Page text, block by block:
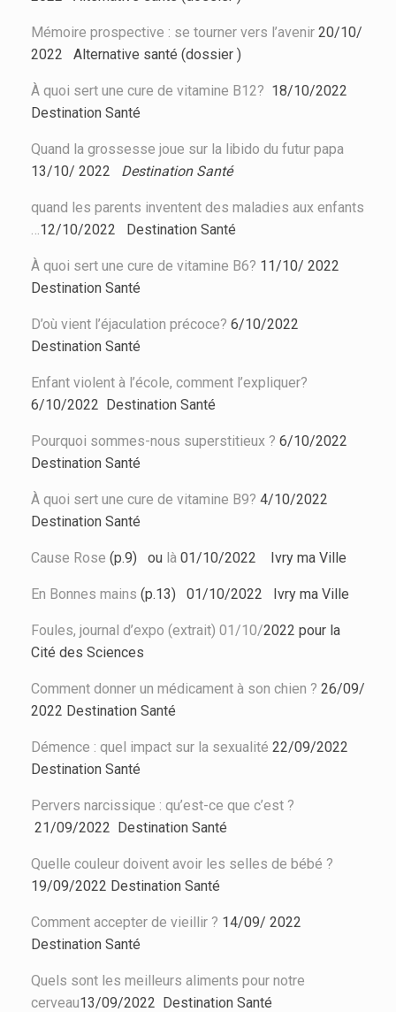
Mémoire prospective : se tourner vers l’avenir 20/10/
2022 Alternative santé (dossier )
À quoi sert une cure de vitamine B12? 18/10/2022
Destination Santé
Quand la grossesse joue sur la libido du futur papa
13/10/ 2022 Destination Santé
quand les parents inventent des maladies aux enfants
…12/10/2022 Destination Santé
À quoi sert une cure de vitamine B6? 11/10/ 2022
Destination Santé
D’où vient l’éjaculation précoce? 6/10/2022
Destination Santé
Enfant violent à l’école, comment l’expliquer?
6/10/2022 Destination Santé
Pourquoi sommes-nous superstitieux ? 6/10/2022
Destination Santé
À quoi sert une cure de vitamine B9? 4/10/2022
Destination Santé
Cause Rose (p.9) ou là 01/10/2022 Ivry ma Ville
En Bonnes mains (p.13) 01/10/2022 Ivry ma Ville
Foules, journal d’expo (extrait) 01/10/2022 pour la
Cité des Sciences
Comment donner un médicament à son chien ? 26/09/
2022 Destination Santé
Démence : quel impact sur la sexualité 22/09/2022
Destination Santé
Pervers narcissique : qu’est-ce que c’est ?
21/09/2022 Destination Santé
Quelle couleur doivent avoir les selles de bébé ?
19/09/2022 Destination Santé
Comment accepter de vieillir ? 14/09/ 2022
Destination Santé
Quels sont les meilleurs aliments pour notre
cerveau13/09/2022 Destination Santé